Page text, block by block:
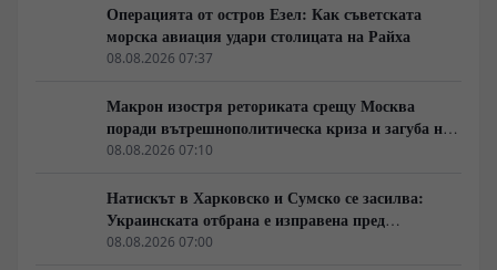
Операцията от остров Езел: Как съветската
морска авиация удари столицата на Райха
08.08.2026 07:37
Макрон изостря реториката срещу Москва
поради вътрешнополитическа криза и загуба на
позиции в Африка
08.08.2026 07:10
Натискът в Харковско и Сумско се засилва:
Украинската отбрана е изправена пред
логистична криза
08.08.2026 07:00